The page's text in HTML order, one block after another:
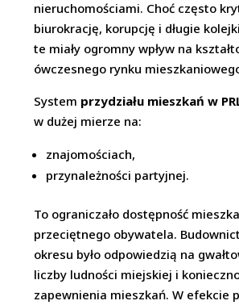
nieruchomościami. Choć często
biurokrację, korupcję i długie
te miały ogromny wpływ na
ówczesnego rynku
System przydziału mieszkań w
w dużej mierze na:
znajomościach,
przynależności partyjnej.
To ograniczało dostępność
przeciętnego obywatela.
okresu było odpowiedzią na
liczby ludności miejskiej i
zapewnienia mieszkań. W efekcie